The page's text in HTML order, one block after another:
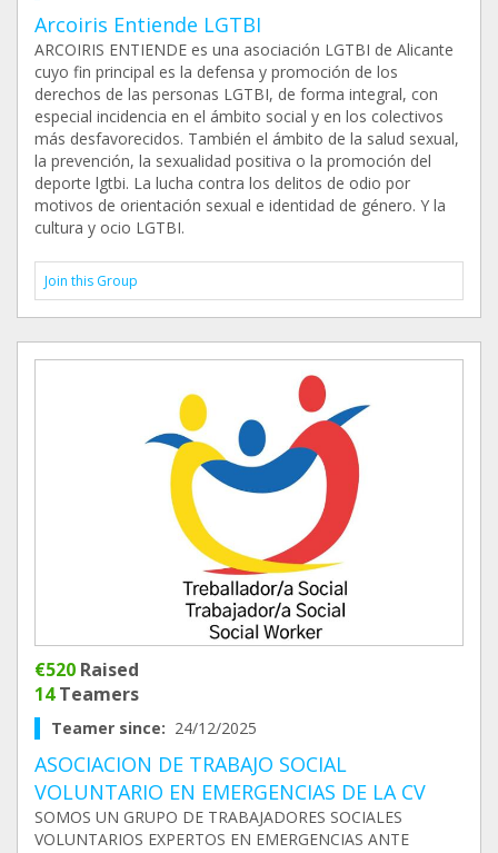
Arcoiris Entiende LGTBI
ARCOIRIS ENTIENDE es una asociación LGTBI de Alicante
cuyo fin principal es la defensa y promoción de los
derechos de las personas LGTBI, de forma integral, con
especial incidencia en el ámbito social y en los colectivos
más desfavorecidos. También el ámbito de la salud sexual,
la prevención, la sexualidad positiva o la promoción del
deporte lgtbi. La lucha contra los delitos de odio por
motivos de orientación sexual e identidad de género. Y la
cultura y ocio LGTBI.
Join this Group
€520 Raised
14Teamers
Teamer since: 24/12/2025
ASOCIACION DE TRABAJO SOCIAL
VOLUNTARIO EN EMERGENCIAS DE LA CV
SOMOS UN GRUPO DE TRABAJADORES SOCIALES
VOLUNTARIOS EXPERTOS EN EMERGENCIAS ANTE